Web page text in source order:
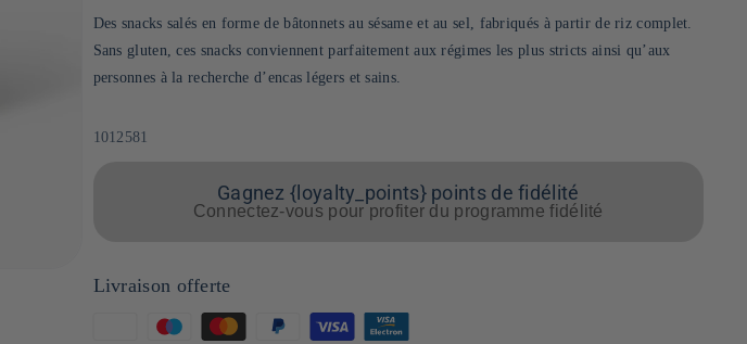
Des snacks salés en forme de bâtonnets au sésame et au sel, fabriqués à partir de riz complet.
Sans gluten, ces snacks conviennent parfaitement aux régimes les plus stricts ainsi qu’aux
personnes à la recherche d’encas légers et sains.
SKU:
1012581
Gagnez {loyalty_points} points de fidélité
Connectez-vous pour profiter du programme fidélité
Livraison offerte